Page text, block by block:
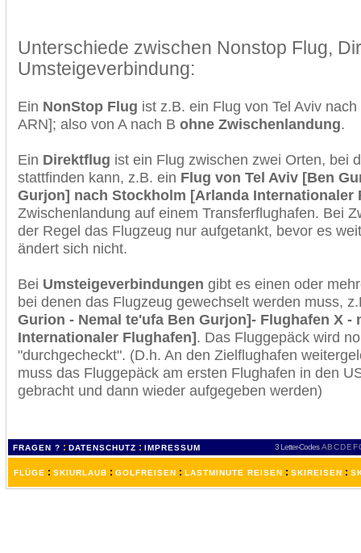
Unterschiede zwischen Nonstop Flug,
Umsteigeverbindung:
Ein NonStop Flug ist z.B. ein Flug von Tel Aviv
ARN]; also von A nach B ohne Zwischenlandung.
Ein Direktflug ist ein Flug zwischen zwei Orten, bei
stattfinden kann, z.B. ein Flug von Tel Aviv [Ben
Gurjon] nach Stockholm [Arlanda Internationaler
Zwischenlandung auf einem Transferflughafen. Bei
der Regel das Flugzeug nur aufgetankt, bevor es
ändert sich nicht.
Bei Umsteigeverbindungen gibt es einen oder
bei denen das Flugzeug gewechselt werden muss,
Gurion - Nemal te'ufa Ben Gurjon]- Flughafen X
Internationaler Flughafen]. Das Fluggepäck wird
"durchgecheckt". (D.h. An den Zielflughafen
muss das Fluggepäck am ersten Flughafen in den
gebracht und dann wieder aufgegeben werden)
FRAGEN ? : DATENSCHUTZ : IMPRESSUM 3 Letter-Codes ABCDEF
FLÜGE : SKIURLAUB : GOLFREISEN : LASTMINUTE REISEN : SKIREISEN :